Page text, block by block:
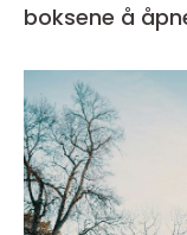
boksene å